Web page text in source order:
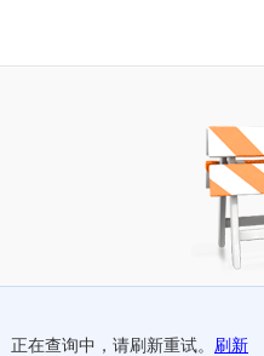
正在查询中，请刷新重试。 刷新